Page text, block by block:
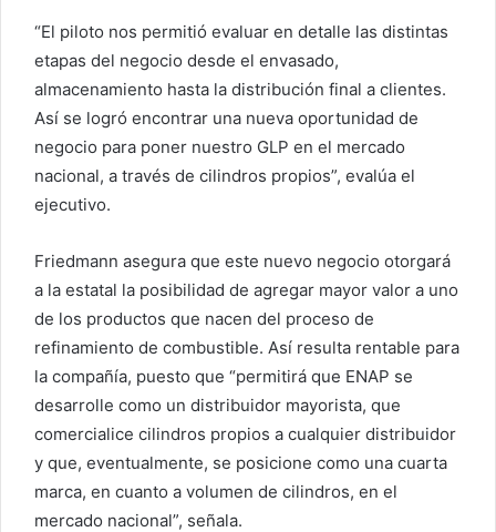
“El piloto nos permitió evaluar en detalle las distintas
etapas del negocio desde el envasado,
almacenamiento hasta la distribución final a clientes.
Así se logró encontrar una nueva oportunidad de
negocio para poner nuestro GLP en el mercado
nacional, a través de cilindros propios”, evalúa el
ejecutivo.
Friedmann asegura que este nuevo negocio otorgará
a la estatal la posibilidad de agregar mayor valor a uno
de los productos que nacen del proceso de
refinamiento de combustible. Así resulta rentable para
la compañía, puesto que “permitirá que ENAP se
desarrolle como un distribuidor mayorista, que
comercialice cilindros propios a cualquier distribuidor
y que, eventualmente, se posicione como una cuarta
marca, en cuanto a volumen de cilindros, en el
mercado nacional”, señala.